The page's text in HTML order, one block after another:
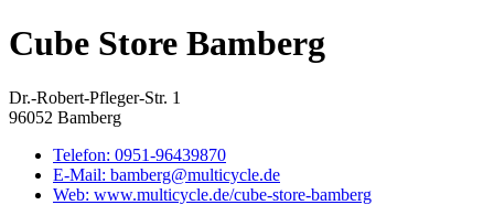
Cube Store Bamberg
Dr.-Robert-Pfleger-Str. 1
96052 Bamberg
Telefon: 0951-96439870
E-Mail: bamberg@multicycle.de
Web: www.multicycle.de/cube-store-bamberg